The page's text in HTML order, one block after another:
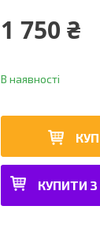
1 750 ₴
В наявності
КУПИТИ З